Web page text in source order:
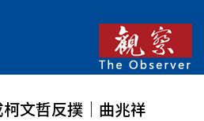
文哲反撲│曲兆祥